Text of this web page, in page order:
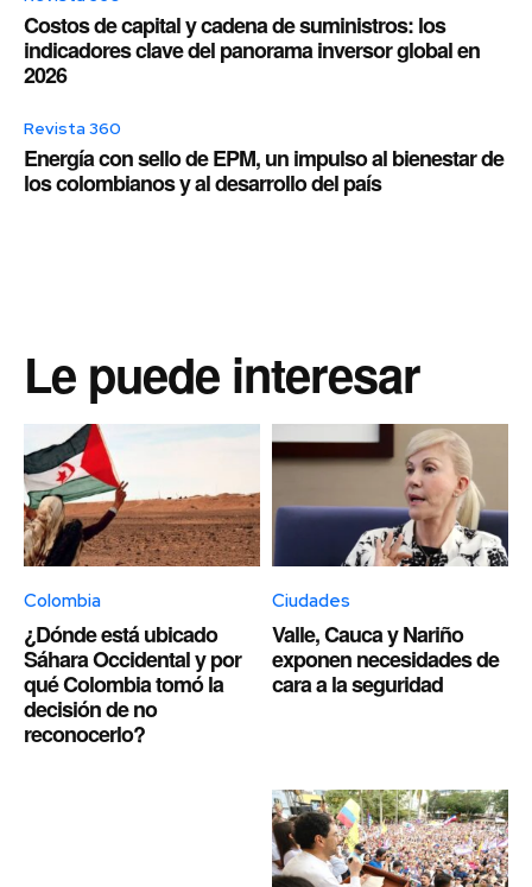
Costos de capital y cadena de suministros: los
indicadores clave del panorama inversor global en
2026
Revista 360
Energía con sello de EPM, un impulso al bienestar de
los colombianos y al desarrollo del país
Le puede interesar
Colombia
¿Dónde está ubicado
Sáhara Occidental y por
qué Colombia tomó la
decisión de no
reconocerlo?
Ciudades
Valle, Cauca y Nariño
exponen necesidades de
cara a la seguridad